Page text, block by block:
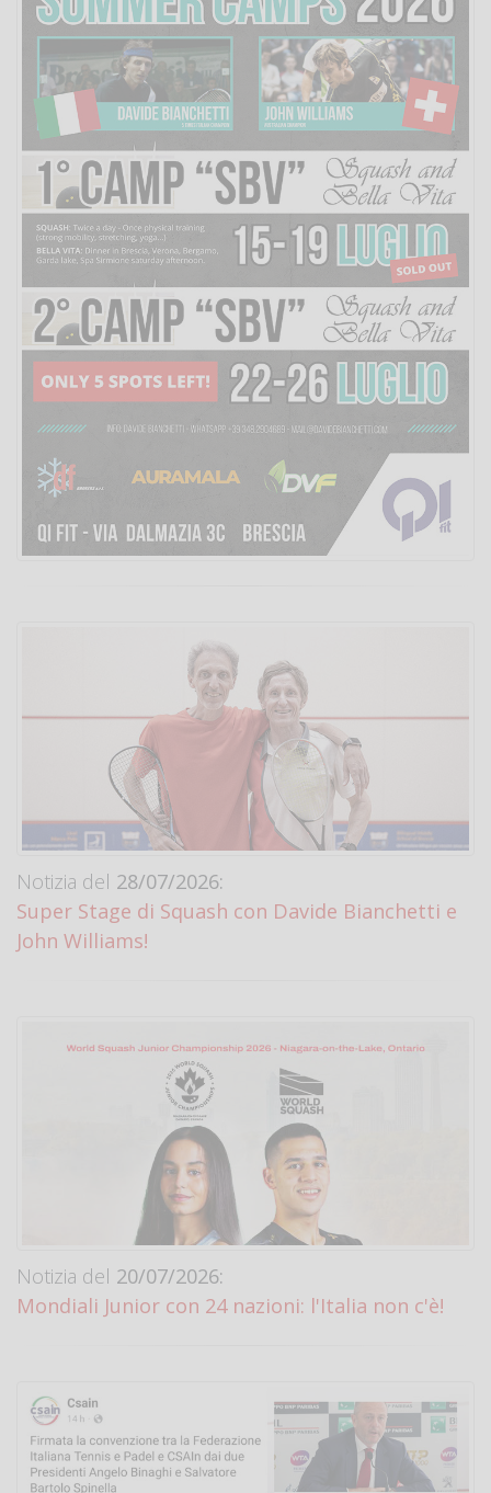
Notizia del 28/07/2026:
Super Stage di Squash con Davide Bianchetti e
John Williams!
Notizia del 20/07/2026:
Mondiali Junior con 24 nazioni: l'Italia non c'è!